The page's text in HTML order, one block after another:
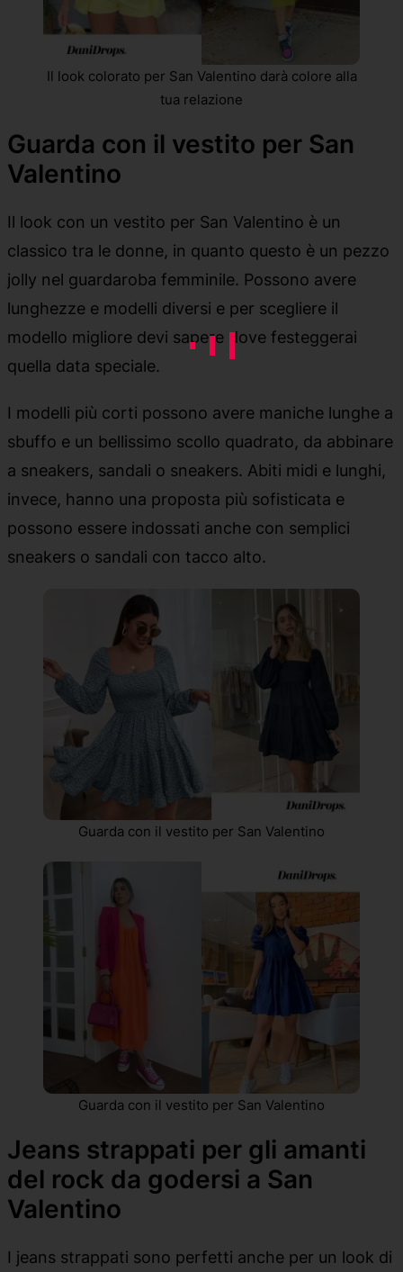
Il look colorato per San Valentino darà colore alla
tua relazione
Guarda con il vestito per San
Valentino
Il look con un vestito per San Valentino è un
classico tra le donne, in quanto questo è un pezzo
jolly nel guardaroba femminile. Possono avere
lunghezze e modelli diversi e per scegliere il
modello migliore devi sapere dove festeggerai
quella data speciale.
I modelli più corti possono avere maniche lunghe a
sbuffo e un bellissimo scollo quadrato, da abbinare
a sneakers, sandali o sneakers. Abiti midi e lunghi,
invece, hanno una proposta più sofisticata e
possono essere indossati anche con semplici
sneakers o sandali con tacco alto.
Guarda con il vestito per San Valentino
Guarda con il vestito per San Valentino
Jeans strappati per gli amanti
del rock da godersi a San
Valentino
I jeans strappati sono perfetti anche per un look di